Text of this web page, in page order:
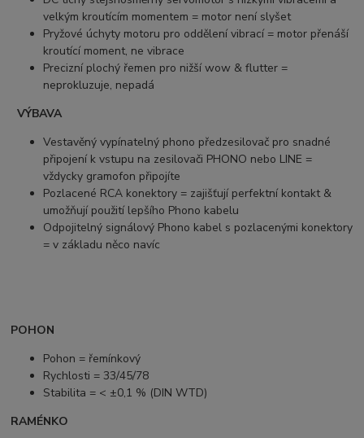
velkým kroutícím momentem = motor není slyšet
Pryžové úchyty motoru pro oddělení vibrací = motor přenáší
kroutící moment, ne vibrace
Precizní plochý řemen pro nižší wow & flutter =
neprokluzuje, nepadá
VÝBAVA
Vestavěný vypínatelný phono předzesilovač pro snadné
připojení k vstupu na zesilovači PHONO nebo LINE =
vždycky gramofon připojíte
Pozlacené RCA konektory = zajišťují perfektní kontakt &
umožňují použití lepšího Phono kabelu
Odpojitelný signálový Phono kabel s pozlacenými konektory
= v základu něco navíc
POHON
Pohon = řemínkový
Rychlosti = 33/45/78
Stabilita = < ±0,1 % (DIN WTD)
RAMÉNKO